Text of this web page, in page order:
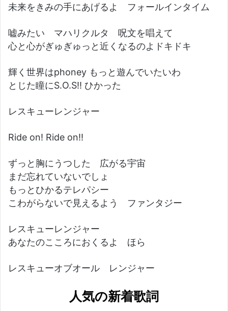
未来をきみの手にあげるよ フォールインタイム
嘘みたい マハリクルタ 呪文を唱えて
心と心がぎゅぎゅっと近くなるのよドキドキ
輝く世界はphoney もっと遊んでいたいわ
とじた瞳にS.O.S!! ひかった
レスキューレンジャー
Ride on! Ride on!!
ずっと胸にうつした 広がる宇宙
まだ忘れていないでしょ
もっとひかるテレパシー
こわがらないで見えるよう ファンタジー
レスキューレンジャー
あなたのこころにおくるよ ほら
レスキューオブオール レンジャー
人気の新着歌詞